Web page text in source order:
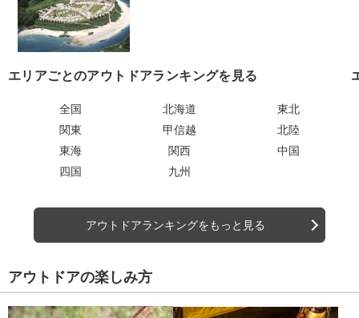
エリアごとのアウトドアランキングを見る
全国 北海道
東北
関東
甲信越
北陸
東海
関西
中国
四国
九州
アウトドアランキングをもっと見る
アウトドアの楽しみ方